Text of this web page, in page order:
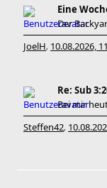
Der
JoelH, 10.08.2026,
Bei mir
Steffen42,